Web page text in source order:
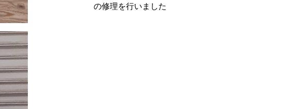
の修理を行いました